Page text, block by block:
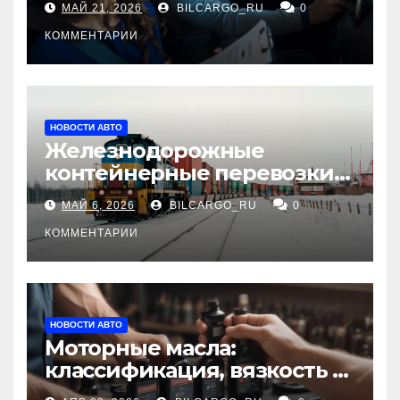
МАЙ 21, 2026 BILCARGO_RU 0
КОММЕНТАРИИ
НОВОСТИ АВТО
Железнодорожные
контейнерные перевозки
из Китая в Россию:
маршруты, сроки и
требования
МАЙ 6, 2026 BILCARGO_RU 0
КОММЕНТАРИИ
НОВОСТИ АВТО
Моторные масла:
классификация, вязкость и
рекомендации по выбору